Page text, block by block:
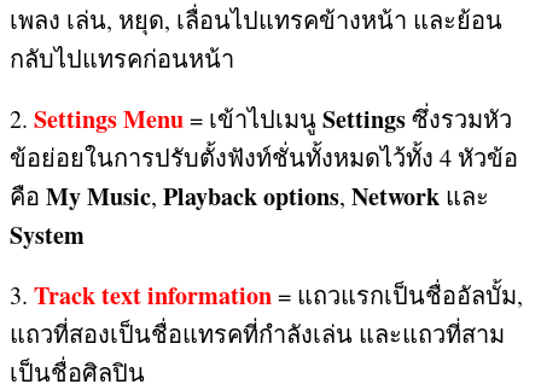
เพลง เล่น, หยุด, เลื่อนไปแทรคข้างหน้า และย้อน
กลับไปแทรคก่อนหน้า
2. Settings Menu= เข้าไปเมนูSettingsซึ่งรวมหัว
ข้อย่อยในการปรับตั้งฟังท์ชั่นทั้งหมดไว้ทั้ง 4 หัวข้อ
คือ My Music, Playback options, Network และ
System
3. Track text information= แถวแรกเป็นชื่ออัลบั้ม,
แถวที่สองเป็นชื่อแทรคที่กำลังเล่น และแถวที่สาม
เป็นชื่อศิลปิน